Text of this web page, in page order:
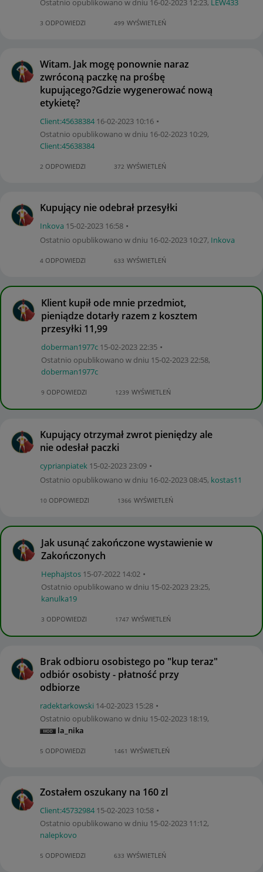
Ostatnio opublikowano w dniu ‎16-02-2023 12:23, LEW433
3 ODPOWIEDZI 499 WYŚWIETLEŃ
Witam. Jak mogę ponownie naraz
zwróconą paczkę na prośbę
kupującego?Gdzie wygenerować nową
etykietę?
Client:45638384 ‎16-02-2023 10:16
Ostatnio opublikowano w dniu ‎16-02-2023 10:29,
Client:45638384
2 ODPOWIEDZI 372 WYŚWIETLEŃ
Kupujący nie odebrał przesyłki
Inkova ‎15-02-2023 16:58
Ostatnio opublikowano w dniu ‎16-02-2023 10:27, Inkova
4 ODPOWIEDZI 633 WYŚWIETLEŃ
Klient kupił ode mnie przedmiot,
pieniądze dotarły razem z kosztem
przesyłki 11,99
doberman1977c ‎15-02-202322:35
Ostatnio opublikowano w dniu ‎15-02-202322:58,
doberman1977c
9 ODPOWIEDZI 1239 WYŚWIETLEŃ
Kupujący otrzymał zwrot pieniędzy ale
nie odesłał paczki
cyprianpiatek ‎15-02-202323:09
Ostatnio opublikowano w dniu ‎16-02-202308:45, kostas11
10 ODPOWIEDZI 1366 WYŚWIETLEŃ
Jak usunąć zakończone wystawienie w
Zakończonych
Hephajstos ‎15-07-2022 14:02
Ostatnio opublikowano w dniu ‎15-02-202323:25,
kanulka19
3 ODPOWIEDZI 1747 WYŚWIETLEŃ
Brak odbioru osobistego po "kup teraz"
odbiór osobisty - płatność przy
odbiorze
radektarkowski ‎14-02-2023 15:28
Ostatnio opublikowano w dniu ‎15-02-2023 18:19,
la_nika
5 ODPOWIEDZI 1461 WYŚWIETLEŃ
Zostałem oszukany na 160 zl
Client:45732984 ‎15-02-2023 10:58
Ostatnio opublikowano w dniu ‎15-02-2023 11:12,
nalepkovo
5 ODPOWIEDZI 633 WYŚWIETLEŃ